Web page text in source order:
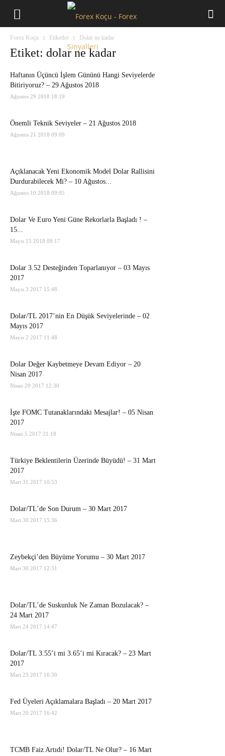
Forex Koçu Etiketler Dolar ne kadar
Etiket: dolar ne kadar
Haftanın Üçüncü İşlem Gününü Hangi Seviyelerde
Bitiriyoruz? – 29 Ağustos 2018
Ağustos 29 2018 18:19
Önemli Teknik Seviyeler – 21 Ağustos 2018
Ağustos 21 2018 09:09
Açıklanacak Yeni Ekonomik Model Dolar Rallisini
Durdurabilecek Mi? – 10 Ağustos...
Ağustos 10 2018 09:05
Dolar Ve Euro Yeni Güne Rekorlarla Başladı ! –
15...
Mayıs 15 2018 09:17
Dolar 3.52 Desteğinden Toparlanıyor – 03 Mayıs
2017
Mayıs 3 2017 15:48
Dolar/TL 2017’nin En Düşük Seviyelerinde – 02
Mayıs 2017
Mayıs 2 2017 11:48
Dolar Değer Kaybetmeye Devam Ediyor – 20
Nisan 2017
Nisan 20 2017 12:30
İşte FOMC Tutanaklarındaki Mesajlar! – 05 Nisan
2017
Nisan 5 2017 21:18
Türkiye Beklentilerin Üzerinde Büyüdü! – 31 Mart
2017
Mart 31 2017 10:53
Dolar/TL’de Son Durum – 30 Mart 2017
Mart 30 2017 15:36
Zeybekçi’den Büyüme Yorumu – 30 Mart 2017
Mart 30 2017 12:31
Dolar/TL’de Suskunluk Ne Zaman Bozulacak? –
24 Mart 2017
Mart 24 2017 14:47
Dolar/TL 3.55’i mi 3.65’i mi Kıracak? – 23 Mart
2017
Mart 23 2017 16:30
Fed Üyeleri Açıklamalara Başladı – 20 Mart 2017
Mart 20 2017 16:42
TCMB Faiz Artıdı! Dolar/TL Ne Olur? – 16 Mart